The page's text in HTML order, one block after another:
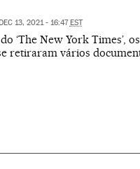
13, 2021 - 16:47EST
‘The New York Times’, os
retiraram vários